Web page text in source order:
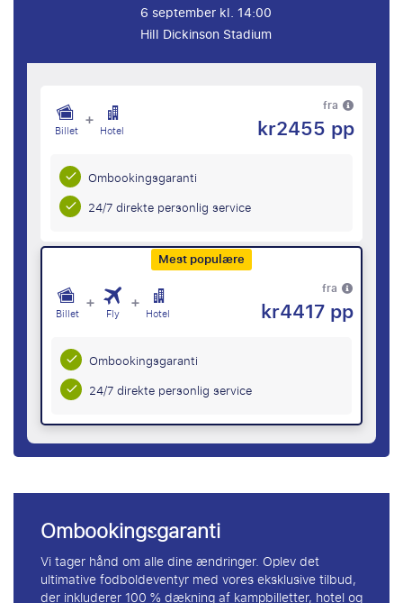
6 september kl. 14:00
Hill Dickinson Stadium
Billet + Hotel
fra
kr2455 pp
Ombookingsgaranti
24/7 direkte personlig service
Mest populære
Billet + Fly + Hotel
fra
kr4417 pp
Ombookingsgaranti
24/7 direkte personlig service
Ombookingsgaranti
Vi tager hånd om alle dine ændringer. Oplev det
ultimative fodboldeventyr med vores eksklusive tilbud,
der inkluderer 100 % dækning af kampbilletter, hotel og